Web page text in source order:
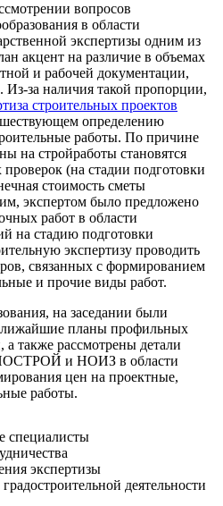
вопросов
в области
экспертизы одним из
акцент на различие в объемах
и рабочей документации,
Из-за наличия такой пропорции,
строительных проектов
определению
работы. По причине
на стройработы становятся
(на стадии подготовки
стоимость сметы
экспертом было предложено
работ в области
на стадию подготовки
экспертизу проводить
связанных с формированием
и прочие виды работ.
на заседании были
планы профильных
также рассмотрены детали
и НОИЗ в области
цен на проектные,
работы.
специалисты
экспертизы
деятельности